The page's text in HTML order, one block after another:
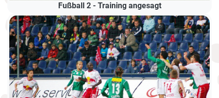
Fußball 2 - Training angesagt